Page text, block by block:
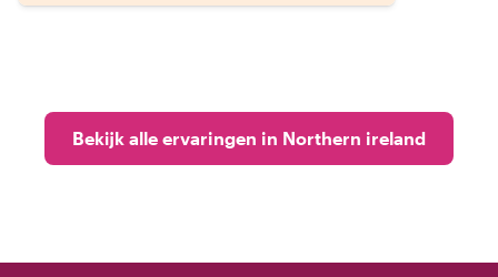
Bekijk alle ervaringen in Northern ireland